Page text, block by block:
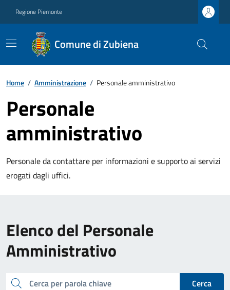
Regione Piemonte
Comune di Zubiena
Home / Amministrazione / Personale amministrativo
Personale
amministrativo
Personale da contattare per informazioni e supporto ai servizi
erogati dagli uffici.
Elenco del Personale
Amministrativo
cerca
Cerca